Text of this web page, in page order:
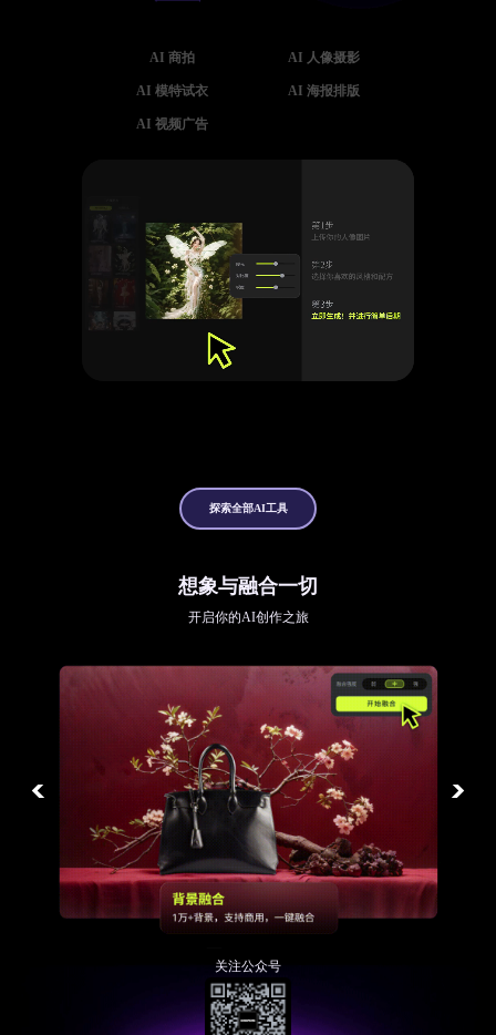
AI 商拍 AI 人像摄影
AI 模特试衣 AI 海报排版
AI 视频广告
探索全部AI工具
想象与融合一切
开启你的AI创作之旅
微信售后
关注公众号